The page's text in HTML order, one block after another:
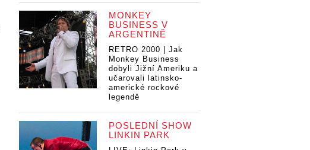
MONKEY
BUSINESS V
ARGENTINĚ
RETRO 2000 | Jak
Monkey Business
dobyli Jižní Ameriku a
učarovali latinsko-
americké rockové
legendě
POSLEDNÍ SHOW
LINKIN PARK